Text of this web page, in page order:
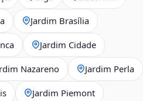
Jardim Brasília
Jardim Cidade
Nazareno Jardim Perla
Jardim Piemont